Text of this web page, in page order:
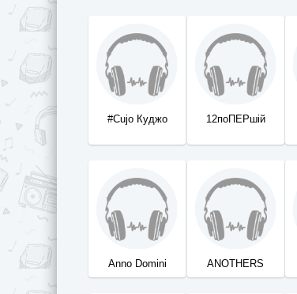
#Cujo Куджо 12поПЕРшій
Anno Domini ANOTHERS